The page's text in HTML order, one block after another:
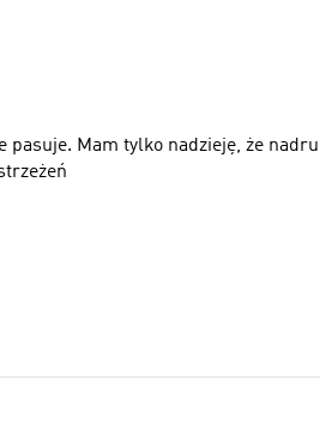
Mam tylko nadzieję, że
zastrzeżeń